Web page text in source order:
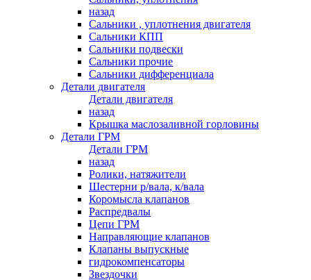
назад
Сальники , уплотнения двигателя
Сальники КПП
Сальники подвески
Сальники прочие
Сальники дифференциала
Детали двигателя
Детали двигателя
назад
Крышка маслозаливной горловины
Детали ГРМ
Детали ГРМ
назад
Ролики, натяжители
Шестерни р/вала, к/вала
Коромысла клапанов
Распредвалы
Цепи ГРМ
Направляющие клапанов
Клапаны выпускные
гидрокомпенсаторы
Звездочки